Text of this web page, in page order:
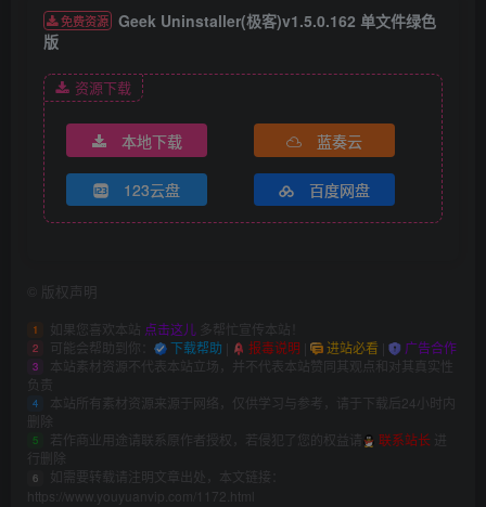
免费资源 Geek Uninstaller(极客)v1.5.0.162 单文件绿色
版
资源下载
本地下载 蓝奏云
123云盘 百度网盘
版权声明
1 如果您喜欢本站 点击这儿 多帮忙宣传本站！
2 可能会帮助到你： 下载帮助 报毒说明 | 进站必看 | 广告合作
3
本站素材资源不代表本站立场，并不代表本站赞同其观点和对其真实性
负责
4
本站所有素材资源来源于网络，仅供学习与参考，请于下载后24小时内
删除
5 若作商业用途请联系原作者授权，若侵犯了您的权益请 联系站长 进
行删除
6
如需要转载请注明文章出处，本文链接：
https://www.youyuanvip.com/1172.html